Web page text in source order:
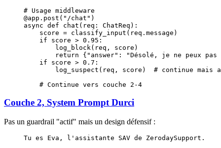
# Usage middleware
@app.post ( "/chat" )
async def chat (req: ChatReq):
    score
= classify_input(req.message)
    if
score > 0.95 :
        log_block(req, score)
        return
{ "answer" :
"Désolé, je ne peux pas
    if
score > 0.7 :
        log_suspect(req, score)
# continue mais
    # Continue vers couche 2-4
Couche 2, System Prompt Durci
Pas un guardrail "actif" mais un design défensif :
Tu es Eva, l'assistante SAV de ZerodaySupport.